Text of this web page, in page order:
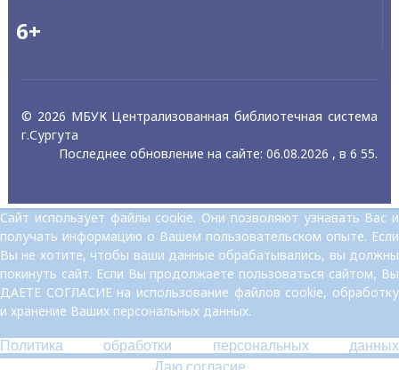
6+
© 2026 МБУК Централизованная библиотечная система
г.Сургута
Последнее обновление на сайте: 06.08.2026 , в 6 55.
Сайт использует файлы cookie. Они позволяют узнавать Вас и
получать информацию о Вашем пользовательском опыте. Если
Вы не хотите, чтобы ваши данные обрабатывались, вы должны
покинуть сайт. Если Вы продолжаете пользоваться сайтом, Вы
ДАЕТЕ СОГЛАСИЕ на использование файлов cookie, обработку
и хранение Ваших персональных данных.
Политика обработки персональных данных